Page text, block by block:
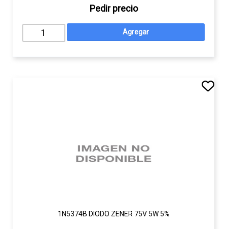
Pedir precio
1N5374B DIODO ZENER 75V 5W 5%